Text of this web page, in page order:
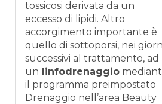
tossicosi derivata da un
eccesso di lipidi. Altro
accorgimento importante è
quello di sottoporsi, nei
successivi al trattamento, ad
un linfodrenaggio
il programma preimpostato
Drenaggio nell’area Beauty